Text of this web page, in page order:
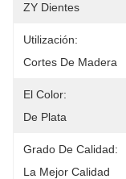
ZY Dientes
Utilización:
Cortes De Madera
El Color:
De Plata
Grado De Calidad:
La Mejor Calidad